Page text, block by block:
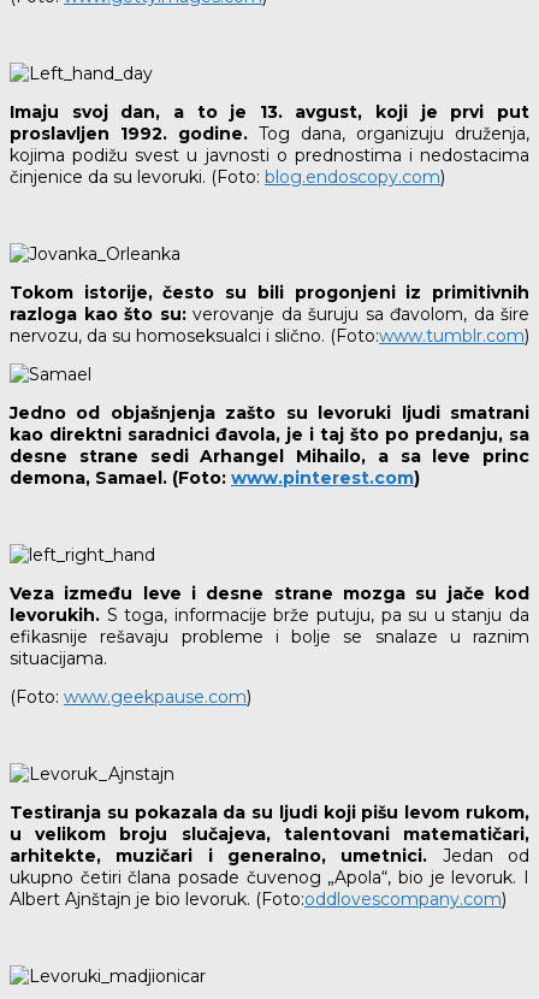
Imaju svoj dan, a to je 13. avgust, koji je prvi put
proslavljen 1992. godine. Tog dana, organizuju druženja,
kojima podižu svest u javnosti o prednostima i nedostacima
činjenice da su levoruki. (Foto: blog.endoscopy.com)
Tokom istorije, često su bili progonjeni iz primitivnih
razloga kao što su: verovanje da šuruju sa đavolom, da šire
nervozu, da su homoseksualci i slično. (Foto:www.tumblr.com)
Jedno od objašnjenja zašto su levoruki ljudi smatrani
kao direktni saradnici đavola, je i taj što po predanju, sa
desne strane sedi Arhangel Mihailo, a sa leve princ
demona, Samael. (Foto: www.pinterest.com)
Veza između leve i desne strane mozga su jače kod
levorukih. S toga, informacije brže putuju, pa su u stanju da
efikasnije rešavaju probleme i bolje se snalaze u raznim
situacijama.
(Foto: www.geekpause.com)
Testiranja su pokazala da su ljudi koji pišu levom rukom,
u velikom broju slučajeva, talentovani matematičari,
arhitekte, muzičari i generalno, umetnici. Jedan od
ukupno četiri člana posade čuvenog „Apola“, bio je levoruk. I
Albert Ajnštajn je bio levoruk. (Foto:oddlovescompany.com)